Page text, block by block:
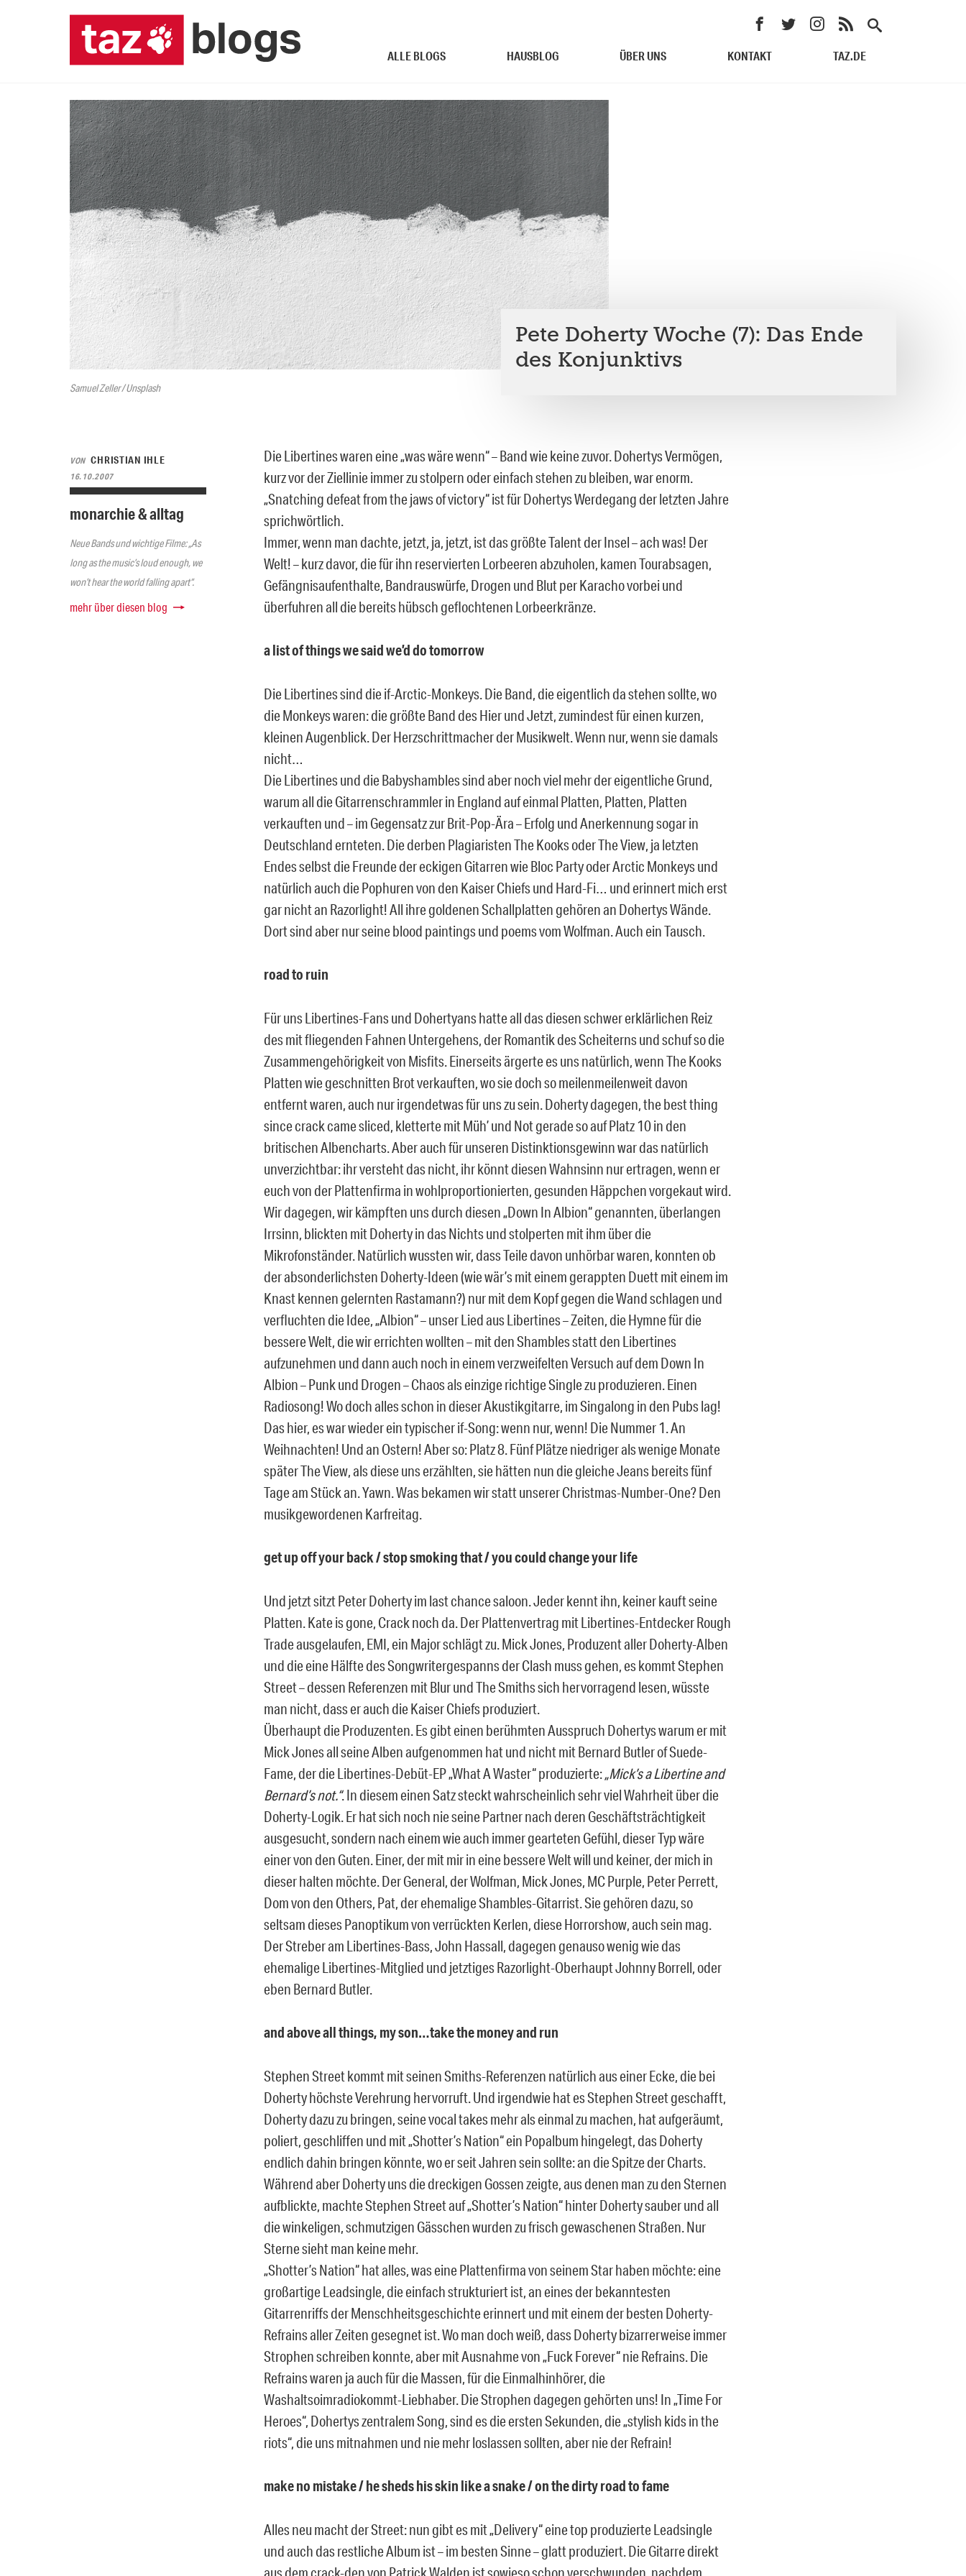
ALLE BLOGS HAUSBLOG ÜBER UNS KONTAKT TAZ.DE
Samuel Zeller / Unsplash
Pete Doherty Woche (7): Das Ende
des Konjunktivs
VON CHRISTIAN IHLE
16.10.2007
monarchie & alltag
Neue Bands und wichtige Filme: „As
long as the music’s loud enough, we
won’t hear the world falling apart“.
mehr über diesen blog
Die Libertines waren eine „was wäre wenn“ – Band wie keine zuvor. Dohertys Vermögen,
kurz vor der Ziellinie immer zu stolpern oder einfach stehen zu bleiben, war enorm.
„Snatching defeat from the jaws of victory“ ist für Dohertys Werdegang der letzten Jahre
sprichwörtlich.
Immer, wenn man dachte, jetzt, ja, jetzt, ist das größte Talent der Insel – ach was! Der
Welt! – kurz davor, die für ihn reservierten Lorbeeren abzuholen, kamen Tourabsagen,
Gefängnisaufenthalte, Bandrauswürfe, Drogen und Blut per Karacho vorbei und
überfuhren all die bereits hübsch geflochtenen Lorbeerkränze.
a list of things we said we’d do tomorrow
Die Libertines sind die if-Arctic-Monkeys. Die Band, die eigentlich da stehen sollte, wo
die Monkeys waren: die größte Band des Hier und Jetzt, zumindest für einen kurzen,
kleinen Augenblick. Der Herzschrittmacher der Musikwelt. Wenn nur, wenn sie damals
nicht…
Die Libertines und die Babyshambles sind aber noch viel mehr der eigentliche Grund,
warum all die Gitarrenschrammler in England auf einmal Platten, Platten, Platten
verkauften und – im Gegensatz zur Brit-Pop-Ära – Erfolg und Anerkennung sogar in
Deutschland ernteten. Die derben Plagiaristen The Kooks oder The View, ja letzten
Endes selbst die Freunde der eckigen Gitarren wie Bloc Party oder Arctic Monkeys und
natürlich auch die Pophuren von den Kaiser Chiefs und Hard-Fi… und erinnert mich erst
gar nicht an Razorlight! All ihre goldenen Schallplatten gehören an Dohertys Wände.
Dort sind aber nur seine blood paintings und poems vom Wolfman. Auch ein Tausch.
road to ruin
Für uns Libertines-Fans und Dohertyans hatte all das diesen schwer erklärlichen Reiz
des mit fliegenden Fahnen Untergehens, der Romantik des Scheiterns und schuf so die
Zusammengehörigkeit von Misfits. Einerseits ärgerte es uns natürlich, wenn The Kooks
Platten wie geschnitten Brot verkauften, wo sie doch so meilenmeilenweit davon
entfernt waren, auch nur irgendetwas für uns zu sein. Doherty dagegen, the best thing
since crack came sliced, kletterte mit Müh’ und Not gerade so auf Platz 10 in den
britischen Albencharts. Aber auch für unseren Distinktionsgewinn war das natürlich
unverzichtbar: ihr versteht das nicht, ihr könnt diesen Wahnsinn nur ertragen, wenn er
euch von der Plattenfirma in wohlproportionierten, gesunden Häppchen vorgekaut wird.
Wir dagegen, wir kämpften uns durch diesen „Down In Albion“ genannten, überlangen
Irrsinn, blickten mit Doherty in das Nichts und stolperten mit ihm über die
Mikrofonständer. Natürlich wussten wir, dass Teile davon unhörbar waren, konnten ob
der absonderlichsten Doherty-Ideen (wie wär’s mit einem gerappten Duett mit einem im
Knast kennen gelernten Rastamann?) nur mit dem Kopf gegen die Wand schlagen und
verfluchten die Idee, „Albion“ – unser Lied aus Libertines – Zeiten, die Hymne für die
bessere Welt, die wir errichten wollten – mit den Shambles statt den Libertines
aufzunehmen und dann auch noch in einem verzweifelten Versuch auf dem Down In
Albion – Punk und Drogen – Chaos als einzige richtige Single zu produzieren. Einen
Radiosong! Wo doch alles schon in dieser Akustikgitarre, im Singalong in den Pubs lag!
Das hier, es war wieder ein typischer if-Song: wenn nur, wenn! Die Nummer 1. An
Weihnachten! Und an Ostern! Aber so: Platz 8. Fünf Plätze niedriger als wenige Monate
später The View, als diese uns erzählten, sie hätten nun die gleiche Jeans bereits fünf
Tage am Stück an. Yawn. Was bekamen wir statt unserer Christmas-Number-One? Den
musikgewordenen Karfreitag.
get up off your back / stop smoking that / you could change your life
Und jetzt sitzt Peter Doherty im last chance saloon. Jeder kennt ihn, keiner kauft seine
Platten. Kate is gone, Crack noch da. Der Plattenvertrag mit Libertines-Entdecker Rough
Trade ausgelaufen, EMI, ein Major schlägt zu. Mick Jones, Produzent aller Doherty-Alben
und die eine Hälfte des Songwritergespanns der Clash muss gehen, es kommt Stephen
Street – dessen Referenzen mit Blur und The Smiths sich hervorragend lesen, wüsste
man nicht, dass er auch die Kaiser Chiefs produziert.
Überhaupt die Produzenten. Es gibt einen berühmten Ausspruch Dohertys warum er mit
Mick Jones all seine Alben aufgenommen hat und nicht mit Bernard Butler of Suede-
Fame, der die Libertines-Debüt-EP „What A Waster“ produzierte:„Mick’s a Libertine and
Bernard’s not.“. In diesem einen Satz steckt wahrscheinlich sehr viel Wahrheit über die
Doherty-Logik. Er hat sich noch nie seine Partner nach deren Geschäftsträchtigkeit
ausgesucht, sondern nach einem wie auch immer gearteten Gefühl, dieser Typ wäre
einer von den Guten. Einer, der mit mir in eine bessere Welt will und keiner, der mich in
dieser halten möchte. Der General, der Wolfman, Mick Jones, MC Purple, Peter Perrett,
Dom von den Others, Pat, der ehemalige Shambles-Gitarrist. Sie gehören dazu, so
seltsam dieses Panoptikum von verrückten Kerlen, diese Horrorshow, auch sein mag.
Der Streber am Libertines-Bass, John Hassall, dagegen genauso wenig wie das
ehemalige Libertines-Mitglied und jetztiges Razorlight-Oberhaupt Johnny Borrell, oder
eben Bernard Butler.
and above all things, my son…take the money and run
Stephen Street kommt mit seinen Smiths-Referenzen natürlich aus einer Ecke, die bei
Doherty höchste Verehrung hervorruft. Und irgendwie hat es Stephen Street geschafft,
Doherty dazu zu bringen, seine vocal takes mehr als einmal zu machen, hat aufgeräumt,
poliert, geschliffen und mit „Shotter’s Nation“ ein Popalbum hingelegt, das Doherty
endlich dahin bringen könnte, wo er seit Jahren sein sollte: an die Spitze der Charts.
Während aber Doherty uns die dreckigen Gossen zeigte, aus denen man zu den Sternen
aufblickte, machte Stephen Street auf „Shotter’s Nation“ hinter Doherty sauber und all
die winkeligen, schmutzigen Gässchen wurden zu frisch gewaschenen Straßen. Nur
Sterne sieht man keine mehr.
„Shotter’s Nation“ hat alles, was eine Plattenfirma von seinem Star haben möchte: eine
großartige Leadsingle, die einfach strukturiert ist, an eines der bekanntesten
Gitarrenriffs der Menschheitsgeschichte erinnert und mit einem der besten Doherty-
Refrains aller Zeiten gesegnet ist. Wo man doch weiß, dass Doherty bizarrerweise immer
Strophen schreiben konnte, aber mit Ausnahme von „Fuck Forever“ nie Refrains. Die
Refrains waren ja auch für die Massen, für die Einmalhinhörer, die
Washaltsoimradiokommt-Liebhaber. Die Strophen dagegen gehörten uns! In „Time For
Heroes“, Dohertys zentralem Song, sind es die ersten Sekunden, die „stylish kids in the
riots“, die uns mitnahmen und nie mehr loslassen sollten, aber nie der Refrain!
make no mistake / he sheds his skin like a snake / on the dirty road to fame
Alles neu macht der Street: nun gibt es mit „Delivery“ eine top produzierte Leadsingle
und auch das restliche Album ist – im besten Sinne – glatt produziert. Die Gitarre direkt
aus dem crack-den von Patrick Walden ist sowieso schon verschwunden, nachdem